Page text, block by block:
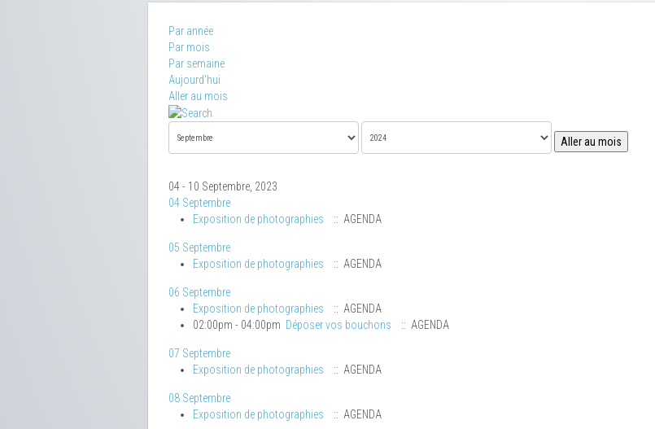
Par année
Par mois
Par semaine
Aujourd'hui
Aller au mois
Aller au mois
04 - 10 Septembre, 2023
04 Septembre
Exposition de photographies
:: AGENDA
05 Septembre
Exposition de photographies
:: AGENDA
06 Septembre
Exposition de photographies
:: AGENDA
02:00pm - 04:00pm Déposer vos bouchons :: AGENDA
07 Septembre
Exposition de photographies
:: AGENDA
08 Septembre
Exposition de photographies
:: AGENDA